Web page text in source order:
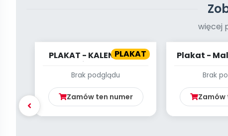
więcej
PLAKAT
PLAKAT - KALENDARZ -
Brak podglądu
Zamów ten numer
Plakat -
Brak
Zamów